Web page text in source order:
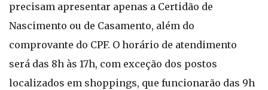
precisam apresentar apenas a Certidão de
Nascimento ou de Casamento, além do
comprovante do CPF. O horário de atendimento
será das 8h às 17h, com exceção dos postos
localizados em shoppings, que funcionarão das 9h